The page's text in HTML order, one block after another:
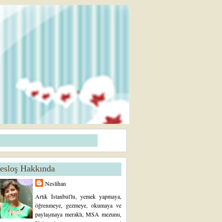
Hakkında
Neslihan
Artık İstanbul'lu, yemek yapmaya,
öğrenmeye, gezmeye, okumaya ve
paylaşmaya meraklı, MSA mezunu,